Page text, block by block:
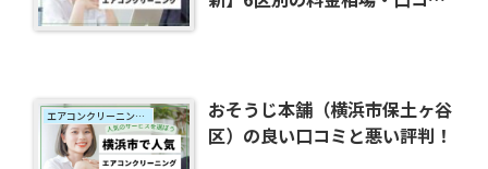
エアコンクリーニング地域別おすすめ
おそうじ本舗（横浜市保土ヶ谷
区）の良い口コミと悪い評判！